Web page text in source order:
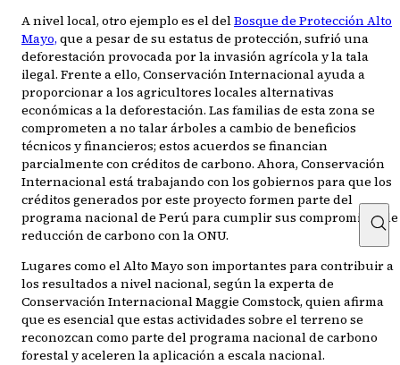
A nivel local, otro ejemplo es el delBosque de Protección Alto
Mayo, que a pesar de su estatus de protección, sufrió una
deforestación provocada por la invasión agrícola y la tala
ilegal. Frente a ello, Conservación Internacional ayuda a
proporcionar a los agricultores locales alternativas
económicas a la deforestación. Las familias de esta zona se
comprometen a no talar árboles a cambio de beneficios
técnicos y financieros; estos acuerdos se financian
parcialmente con créditos de carbono. Ahora, Conservación
Internacional está trabajando con los gobiernos para que los
créditos generados por este proyecto formen parte del
programa nacional de Perú para cumplir sus compromisos de
reducción de carbono con la ONU.
Lugares como el Alto Mayo son importantes para contribuir a
los resultados a nivel nacional, según la experta de
Conservación Internacional Maggie Comstock, quien afirma
que es esencial que estas actividades sobre el terreno se
reconozcan como parte del programa nacional de carbono
forestal y aceleren la aplicación a escala nacional.